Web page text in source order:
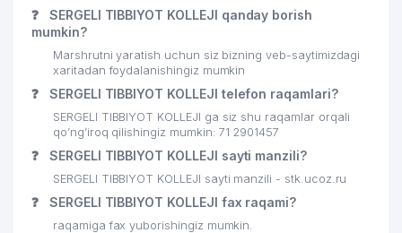
❓
SERGELI TIBBIYOT KOLLEJI qanday borish
mumkin?
Marshrutni yaratish uchun siz bizning veb-saytimizdagi
xaritadan foydalanishingiz mumkin
❓ SERGELI TIBBIYOT KOLLEJI telefon raqamlari?
SERGELI TIBBIYOT KOLLEJI ga siz shu raqamlar orqali
qo’ng’iroq qilishingiz mumkin: 71 2901457
❓ SERGELI TIBBIYOT KOLLEJI sayti manzili?
SERGELI TIBBIYOT KOLLEJI sayti manzili - stk.ucoz.ru
❓ SERGELI TIBBIYOT KOLLEJI fax raqami?
raqamiga fax yuborishingiz mumkin.